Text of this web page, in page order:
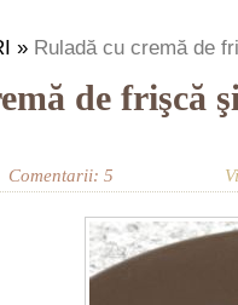
» Ruladă cu cremă de
de frişcă
Comentarii: 5